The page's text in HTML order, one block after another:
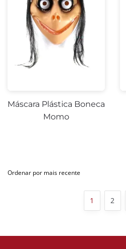
Máscara Plástica Boneca
Momo
1 2